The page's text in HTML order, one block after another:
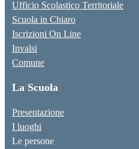
Ufficio Scolastico Territoriale
Scuola in Chiaro
Iscrizioni On Line
Invalsi
Comune
La Scuola
Presentazione
I luoghi
Le persone